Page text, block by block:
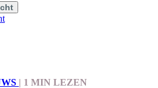
| 1 MIN LEZEN